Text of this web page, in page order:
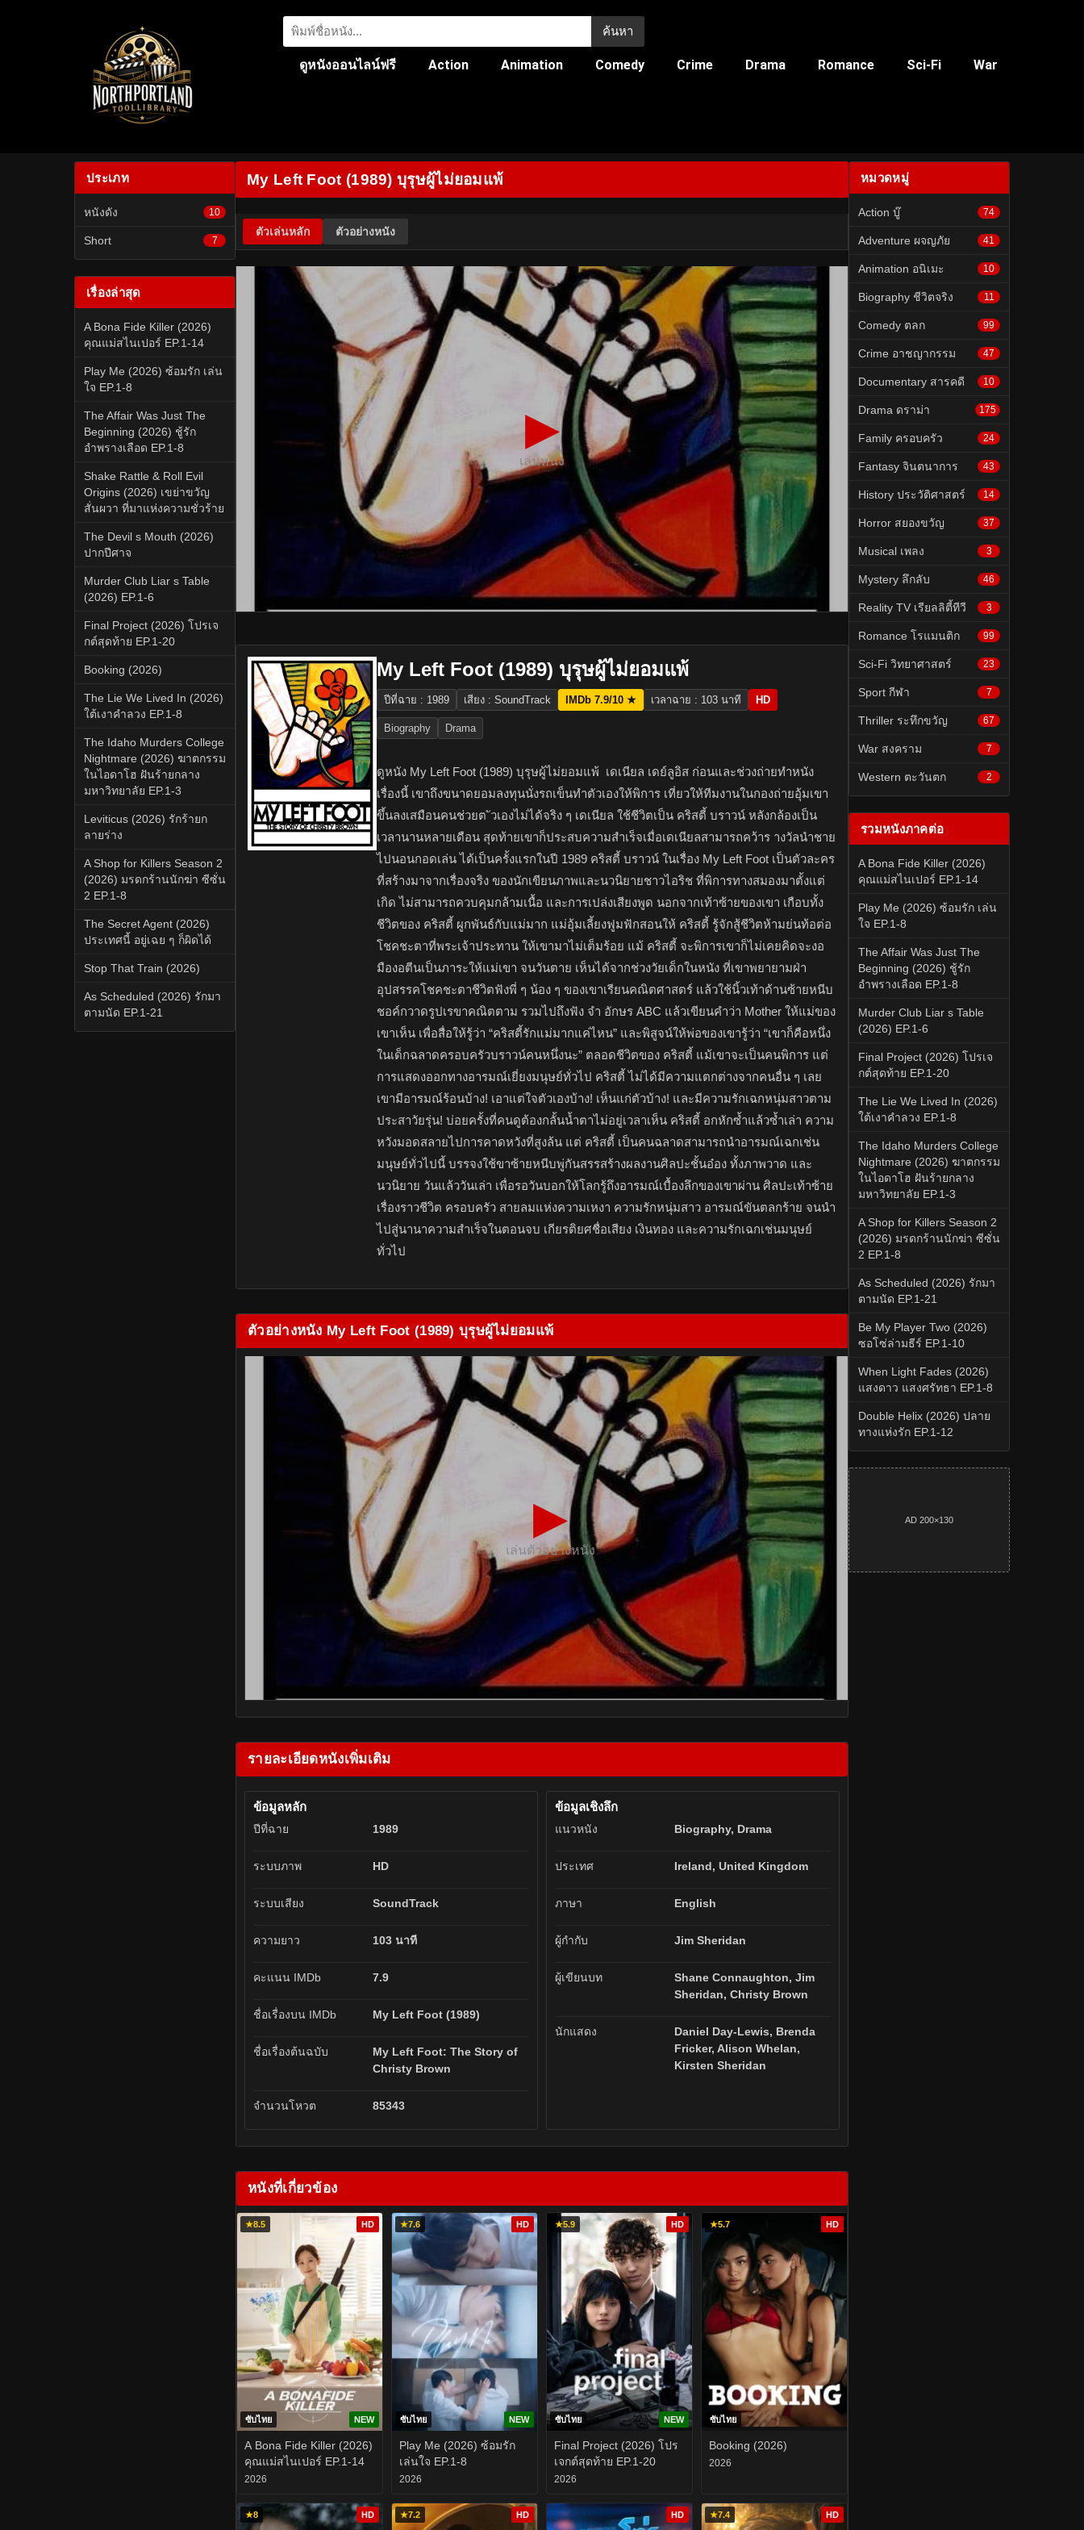
ค้นหา
ดูหนังออนไลน์ฟรี Action Animation Comedy Crime Drama Romance Sci-Fi War
ประเภท
หนังดัง 10
Short 7
เรื่องล่าสุด
A Bona Fide Killer (2026)
คุณแม่สไนเปอร์ EP.1-14
Play Me (2026) ซ้อมรัก เล่น
ใจ EP.1-8
The Affair Was Just The
Beginning (2026) ชู้รัก
อำพรางเลือด EP.1-8
Shake Rattle & Roll Evil
Origins (2026) เขย่าขวัญ
สั่นผวา ที่มาแห่งความชั่วร้าย
The Devil s Mouth (2026)
ปากปีศาจ
Murder Club Liar s Table
(2026) EP.1-6
Final Project (2026) โปรเจ
กต์สุดท้าย EP.1-20
Booking (2026)
The Lie We Lived In (2026)
ใต้เงาคำลวง EP.1-8
The Idaho Murders College
Nightmare (2026) ฆาตกรรม
ในไอดาโฮ ฝันร้ายกลาง
มหาวิทยาลัย EP.1-3
Leviticus (2026) รักร้ายก
ลายร่าง
A Shop for Killers Season 2
(2026) มรดกร้านนักฆ่า ซีซั่น
2 EP.1-8
The Secret Agent (2026)
ประเทศนี้ อยู่เฉย ๆ ก็ผิดได้
Stop That Train (2026)
As Scheduled (2026) รักมา
ตามนัด EP.1-21
My Left Foot (1989) บุรุษผู้ไม่ยอมแพ้
ตัวเล่นหลัก ตัวอย่างหนัง
▶
เล่นหนัง
My Left Foot (1989) บุรุษผู้ไม่ยอมแพ้
ปีที่ฉาย : 1989 เสียง : SoundTrack IMDb 7.9/10 ★ เวลาฉาย : 103 นาที HD
Biography Drama
ดูหนัง My Left Foot (1989) บุรุษผู้ไม่ยอมแพ้ เดเนียล เดย์ลูอิส ก่อนและช่วงถ่ายทำหนัง
เรื่องนี้ เขาถึงขนาดยอมลงทุนนั่งรถเข็นทำตัวเองให้พิการ เที่ยวให้ทีมงานในกองถ่ายอุ้มเขา
ขึ้นลงเสมือนคนช่วยต ัวเองไม่ได้จริง ๆ เดเนียล ใช้ชีวิตเป็น คริสตี้ บราวน์ หลังกล้องเป็น
เวลานานหลายเดือน สุดท้ายเขาก็ประสบความสำเร็จเมื่อเดเนียลสามารถคว้าร างวัลนำชาย
ไปนอนกอดเล่น ได้เป็นครั้งแรกในปี 1989 คริสตี้ บราวน์ ในเรื่อง My Left Foot เป็นตัวละคร
ที่สร้างมาจากเรื่องจริง ของนักเขียนภาพและนวนิยายชาวไอริช ที่พิการทางสมองมาตั้งแต่
เกิด ไม่สามารถควบคุมกล้ามเนื้อ และการเปล่งเสียงพูด นอกจากเท้าซ้ายของเขา เกือบทั้ง
ชีวิตของ คริสตี้ ผูกพันธ์กับแม่มาก แม่อุ้มเลี้ยงฟูมฟักสอนให้ คริสตี้ รู้จักสู้ชีวิตห้ามย่นท้อต่อ
โชคชะตาที่พระเจ้าประทาน ให้เขามาไม่เต็มร้อย แม้ คริสตี้ จะพิการเขาก็ไม่เคยคิดจะงอ
มืองอตีนเป็นภาระให้แม่เขา จนวันตาย เห็นได้จากช่วงวัยเด็กในหนัง ที่เขาพยายามฝ่า
อุปสรรคโชคชะตาชีวิตฟังพี่ ๆ น้อง ๆ ของเขาเรียนคณิตศาสตร์ แล้วใช้นิ้วเท้าด้านซ้ายหนีบ
ชอค์กวาดรูปเรขาคณิตตาม รวมไปถึงฟัง จำ อักษร ABC แล้วเขียนคำว่า Mother ให้แม่ของ
เขาเห็น เพื่อสื่อให้รู้ว่า “คริสตี้รักแม่มากแค่ไหน” และพิสูจน์ให้พ่อของเขารู้ว่า “เขาก็คือหนึ่ง
ในเด็กฉลาดครอบครัวบราวน์คนหนึ่งนะ” ตลอดชีวิตของ คริสตี้ แม้เขาจะเป็นคนพิการ แต่
การแสดงออกทางอารมณ์เยี่ยงมนุษย์ทั่วไป คริสตี้ ไม่ได้มีความแตกต่างจากคนอื่น ๆ เลย
เขามีอารมณ์ร้อนบ้าง! เอาแต่ใจตัวเองบ้าง! เห็นแก่ตัวบ้าง! และมีความรักเฉกหนุ่มสาวตาม
ประสาวัยรุ่น! บ่อยครั้งที่คนดูต้องกลั้นน้ำตาไม่อยู่เวลาเห็น คริสตี้ อกหักซ้ำแล้วซ้ำเล่า ความ
หวังมอดสลายไปการคาดหวังที่สูงล้น แต่ คริสตี้ เป็นคนฉลาดสามารถนำอารมณ์เฉกเช่น
มนุษย์ทั่วไปนี้ บรรจงใช้ขาซ้ายหนีบพู่กันสรรสร้างผลงานศิลปะชั้นอ๋อง ทั้งภาพวาด และ
นวนิยาย วันแล้ววันเล่า เพื่อรอวันบอกให้โลกรู้ถึงอารมณ์เบื้องลึกของเขาผ่าน ศิลปะเท้าซ้าย
เรื่องราวชีวิต ครอบครัว สายลมแห่งความเหงา ความรักหนุ่มสาว อารมณ์ขันตลกร้าย จนนำ
ไปสู่นานาความสำเร็จในตอนจบ เกียรติยศชื่อเสียง เงินทอง และความรักเฉกเช่นมนุษย์
ทั่วไป
ตัวอย่างหนัง My Left Foot (1989) บุรุษผู้ไม่ยอมแพ้
▶
เล่นตัวอย่างหนัง
รายละเอียดหนังเพิ่มเติม
ข้อมูลหลัก
ปีที่ฉาย 1989
ระบบภาพ HD
ระบบเสียง SoundTrack
ความยาว 103 นาที
คะแนน IMDb 7.9
ชื่อเรื่องบน IMDb My Left Foot (1989)
ชื่อเรื่องต้นฉบับ
My Left Foot: The Story of
Christy Brown
จำนวนโหวต 85343
ข้อมูลเชิงลึก
แนวหนัง Biography, Drama
ประเทศ Ireland, United Kingdom
ภาษา English
ผู้กำกับ Jim Sheridan
ผู้เขียนบท
Shane Connaughton, Jim
Sheridan, Christy Brown
นักแสดง
Daniel Day-Lewis, Brenda
Fricker, Alison Whelan,
Kirsten Sheridan
หนังที่เกี่ยวข้อง
★8.5 HD
ซับไทย NEW
A Bona Fide Killer (2026)
คุณแม่สไนเปอร์ EP.1-14
2026
★7.6 HD
ซับไทย NEW
Play Me (2026) ซ้อมรัก
เล่นใจ EP.1-8
2026
★5.9 HD
ซับไทย NEW
Final Project (2026) โปร
เจกต์สุดท้าย EP.1-20
2026
★5.7 HD
ซับไทย
Booking (2026)
2026
★8 HD ★7.2 HD HD ★7.4 HD
หมวดหมู่
Action บู๊ 74
Adventure ผจญภัย 41
Animation อนิเมะ 10
Biography ชีวิตจริง 11
Comedy ตลก 99
Crime อาชญากรรม 47
Documentary สารคดี 10
Drama ดราม่า 175
Family ครอบครัว 24
Fantasy จินตนาการ 43
History ประวัติศาสตร์ 14
Horror สยองขวัญ 37
Musical เพลง 3
Mystery ลึกลับ 46
Reality TV เรียลลิตี้ทีวี 3
Romance โรแมนติก 99
Sci-Fi วิทยาศาสตร์ 23
Sport กีฬา 7
Thriller ระทึกขวัญ 67
War สงคราม 7
Western ตะวันตก 2
รวมหนังภาคต่อ
A Bona Fide Killer (2026)
คุณแม่สไนเปอร์ EP.1-14
Play Me (2026) ซ้อมรัก เล่น
ใจ EP.1-8
The Affair Was Just The
Beginning (2026) ชู้รัก
อำพรางเลือด EP.1-8
Murder Club Liar s Table
(2026) EP.1-6
Final Project (2026) โปรเจ
กต์สุดท้าย EP.1-20
The Lie We Lived In (2026)
ใต้เงาคำลวง EP.1-8
The Idaho Murders College
Nightmare (2026) ฆาตกรรม
ในไอดาโฮ ฝันร้ายกลาง
มหาวิทยาลัย EP.1-3
A Shop for Killers Season 2
(2026) มรดกร้านนักฆ่า ซีซั่น
2 EP.1-8
As Scheduled (2026) รักมา
ตามนัด EP.1-21
Be My Player Two (2026)
ซอโซ่ล่ามธีร์ EP.1-10
When Light Fades (2026)
แสงดาว แสงศรัทธา EP.1-8
Double Helix (2026) ปลาย
ทางแห่งรัก EP.1-12
AD 200×130